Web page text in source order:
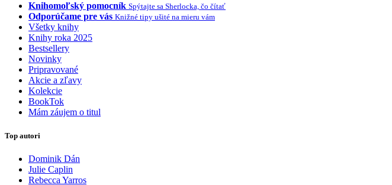
Knihomoľský pomocník Spýtajte sa Sherlocka, čo čítať
Odporúčame pre vás Knižné tipy ušité na mieru vám
Všetky knihy
Knihy roka 2025
Bestsellery
Novinky
Pripravované
Akcie a zľavy
Kolekcie
BookTok
Mám záujem o titul
Top autori
Dominik Dán
Julie Caplin
Rebecca Yarros